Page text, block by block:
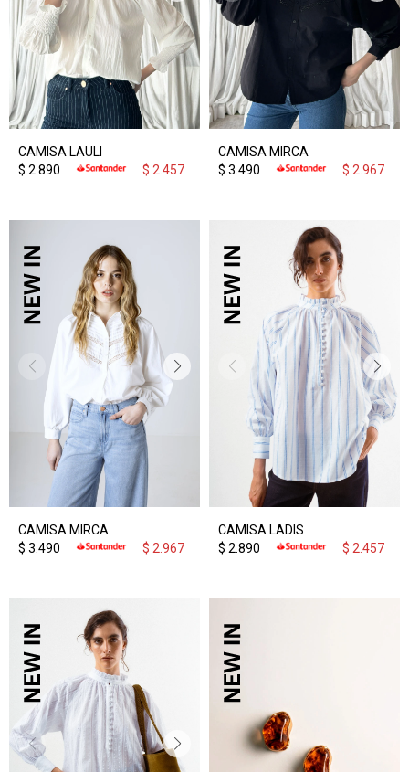
CAMISA LAULI
$ 2.890 $ 2.457
CAMISA MIRCA
$ 3.490 $ 2.967
CAMISA MIRCA
$ 3.490 $ 2.967
CAMISA LADIS
$ 2.890 $ 2.457